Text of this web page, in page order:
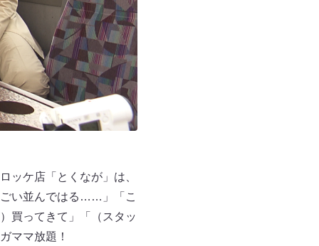
ッケ店「とくなが」は、
ごい並んではる……」「こ
買ってきて」「（スタッ
ママ放題！